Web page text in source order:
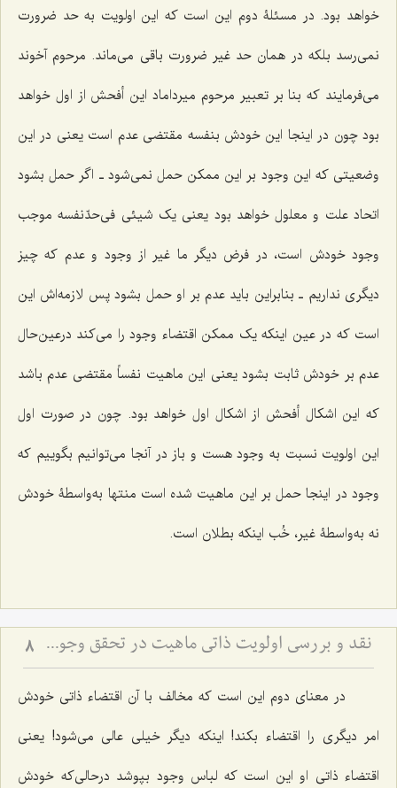
خواهد بود. در مسئلۀ دوم این است که این اولویت به حد ضرورت
نمی‌رسد بلکه در همان حد غیر ضرورت باقی می‌ماند. مرحوم آخوند
می‌فرمایند که بنا بر تعبیر مرحوم میرداماد این أفحش از اول خواهد
بود چون در اینجا این خودش بنفسه مقتضی عدم است یعنی در این
وضعیتی که این وجود بر این ممکن حمل نمی‌شود ـ اگر حمل بشود
اتحاد علت و معلول خواهد بود یعنی یک شیئی فی‌حدّنفسه موجب
وجود خودش است، در فرض دیگر ما غیر از وجود و عدم که چیز
دیگری نداریم ـ بنابراین باید عدم بر او حمل بشود پس لازمه‌اش این
است که در عین اینکه یک ممکن اقتضاء وجود را می‌کند درعین‌حال
عدم بر خودش ثابت بشود یعنی این ماهیت نفساً مقتضی عدم باشد
که این اشکال أفحش از اشکال اول خواهد بود. چون در صورت اول
این اولویت نسبت به وجود هست و باز در آنجا می‌توانیم بگوییم که
وجود در اینجا حمل بر این ماهیت شده است منتها به‌واسطۀ خودش
نه به‌واسطۀ غیر، خُب اینکه بطلان است.
نقد و بررسی اولویت ذاتی ماهیت در تحقق وجود - تحلیل بطلان ترجیح بدون مرجح در نظام هستی 8
در معنای دوم این است که مخالف با آن اقتضاء ذاتی خودش
امر دیگری را اقتضاء بکند! اینکه دیگر خیلی عالی می‌شود! یعنی
اقتضاء ذاتی او این است که لباس وجود بپوشد درحالی‌که خودش